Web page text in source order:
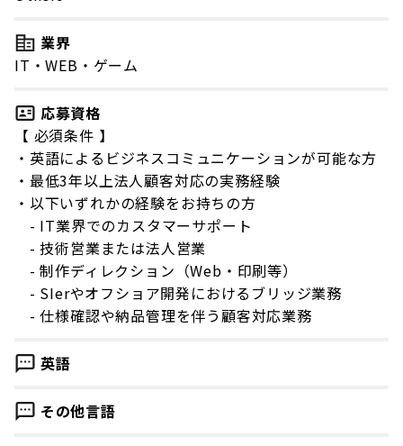
業界
IT・WEB・ゲーム
応募資格
【 必須条件 】
・英語によるビジネスコミュニケーションが可能な方
・最低3年以上法人顧客対応の実務経験
・以下いずれかの経験をお持ちの方
- IT業界でのカスタマーサポート
- 技術営業または法人営業
- 制作ディレクション（Web・印刷等）
- SIerやオフショア開発におけるブリッジ業務
- 仕様確認や納品管理を伴う顧客対応業務
英語
その他言語